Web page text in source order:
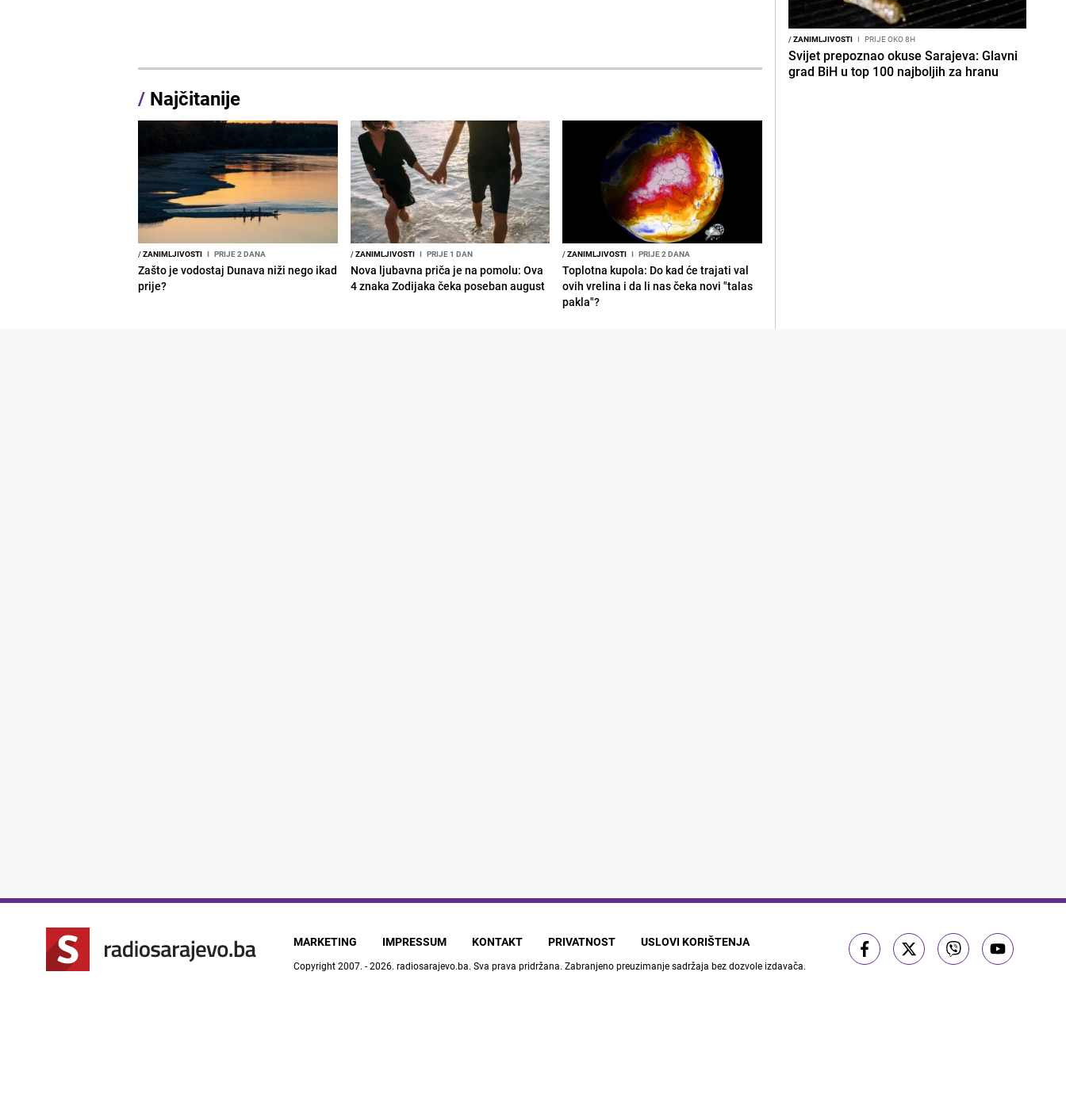
/ Najčitanije
/ZANIMLJIVOSTI I PRIJE 2 DANA
Zašto je vodostaj Dunava niži nego ikad
prije?
/ZANIMLJIVOSTI I PRIJE 1 DAN
Nova ljubavna priča je na pomolu: Ova
4 znaka Zodijaka čeka poseban august
/ZANIMLJIVOSTI I PRIJE 2 DANA
Toplotna kupola: Do kad će trajati val
ovih vrelina i da li nas čeka novi "talas
pakla"?
/ZANIMLJIVOSTI I PRIJE OKO 8H
Svijet prepoznao okuse Sarajeva: Glavni
grad BiH u top 100 najboljih za hranu
MARKETING IMPRESSUM KONTAKT PRIVATNOST USLOVI KORIŠTENJA
Copyright 2007. - 2026. radiosarajevo.ba. Sva prava pridržana. Zabranjeno preuzimanje sadržaja bez dozvole izdavača.